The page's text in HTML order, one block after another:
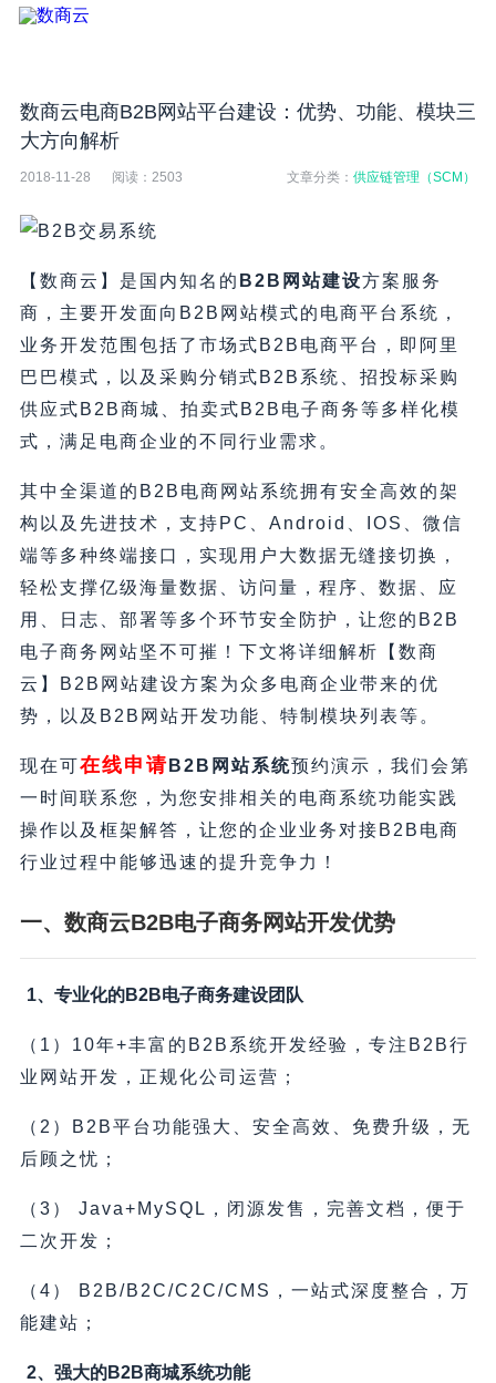
数商云电商B2B网站平台建设：优势、功能、模块三
大方向解析
2018-11-28 阅读： 2503 文章分类：供应链管理（SCM）
【数商云】是国内知名的 B2B网站建设方案服务
商，主要开发面向B2B网站模式的电商平台系统，
业务开发范围包括了市场式B2B电商平台，即阿里
巴巴模式，以及采购分销式B2B系统、招投标采购
供应式B2B商城、拍卖式B2B电子商务等多样化模
式，满足电商企业的不同行业需求。
其中全渠道的B2B电商网站系统拥有安全高效的架
构以及先进技术，支持PC、Android、IOS、微信
端等多种终端接口，实现用户大数据无缝接切换，
轻松支撑亿级海量数据、访问量，程序、数据、应
用、日志、部署等多个环节安全防护，让您的B2B
电子商务网站坚不可摧！下文将详细解析【数商
云】B2B网站建设方案为众多电商企业带来的优
势，以及B2B网站开发功能、特制模块列表等。
现在可在线申请 B2B网站系统预约演示，我们会第
一时间联系您，为您安排相关的电商系统功能实践
操作以及框架解答，让您的企业业务对接B2B电商
行业过程中能够迅速的提升竞争力！
一、数商云B2B电子商务网站开发优势
1、专业化的B2B电子商务建设团队
（1）10年+丰富的B2B系统开发经验，专注B2B行
业网站开发，正规化公司运营；
（2）B2B平台功能强大、安全高效、免费升级，无
后顾之忧；
（3） Java+MySQL，闭源发售，完善文档，便于
二次开发；
（4） B2B/B2C/C2C/CMS，一站式深度整合，万
能建站；
2、强大的B2B商城系统功能